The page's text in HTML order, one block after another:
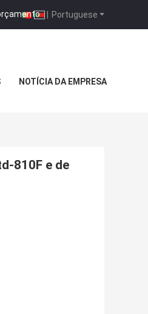
Portuguese
|
NOTÍCIA DA EMPRESA
810F e de